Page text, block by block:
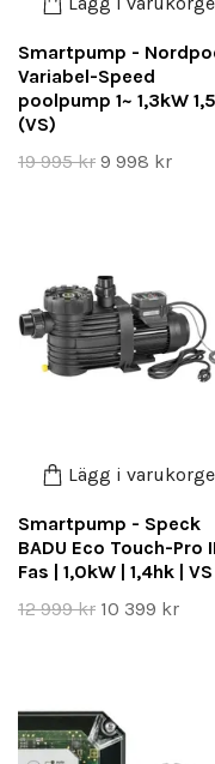
Smartpump -
Variabel-Speed
poolpump 1~ 1,3kW
(VS)
19 995 kr 9 998 kr
Lägg i
Smartpump - Speck
BADU Eco Touch-Pro
Fas | 1,0kW | 1,4hk | VS
12 999 kr 10 399 kr